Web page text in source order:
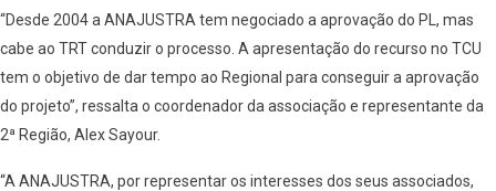
“Desde 2004 a ANAJUSTRA tem negociado a aprovação do PL, mas
cabe ao TRT conduzir o processo. A apresentação do recurso no TCU
tem o objetivo de dar tempo ao Regional para conseguir a aprovação
do projeto”, ressalta o coordenador da associação e representante da
2ª Região, Alex Sayour.
“A ANAJUSTRA, por representar os interesses dos seus associados,